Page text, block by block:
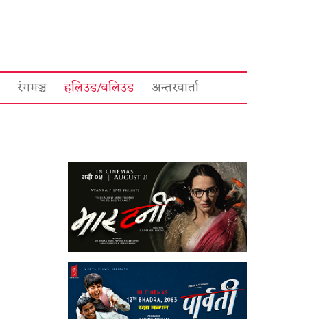
रंगमञ्च हलिउड/बलिउड अन्तरवार्ता